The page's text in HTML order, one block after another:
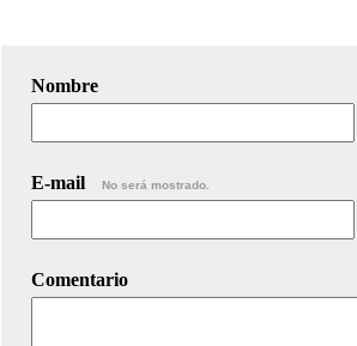
Nombre
E-mail No será mostrado.
Comentario